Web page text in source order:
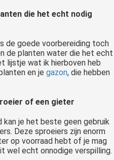
die het echt nodig
de goede voorbereiding toch
de planten water die het echt
lijstje wat ik hierboven heb
en je gazon, die hebben
of een gieter
kan je het beste geen gebruik
Deze sproeiers zijn enorm
op voorraad hebt of je mag
wel echt onnodige verspilling.